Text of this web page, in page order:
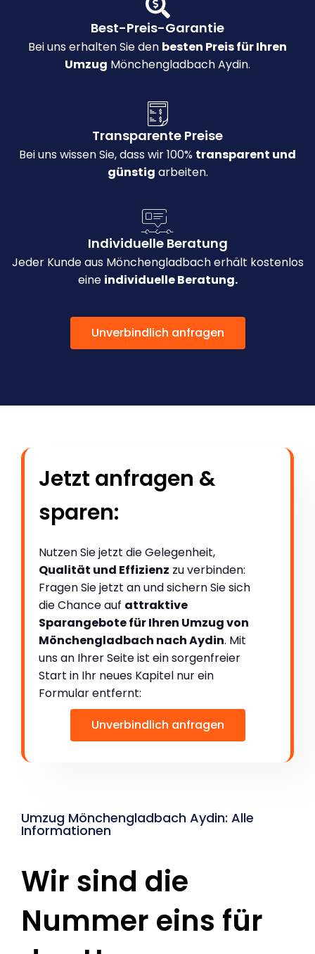
Best-Preis-Garantie
Bei uns erhalten Sie den besten Preis für Ihren
Umzug Mönchengladbach Aydin.
Transparente Preise
Bei uns wissen Sie, dass wir 100% transparent und
günstig arbeiten.
Individuelle Beratung
Jeder Kunde aus Mönchengladbach erhält kostenlos
eine individuelle Beratung.
Unverbindlich anfragen
Jetzt anfragen &
sparen:
Nutzen Sie jetzt die Gelegenheit,
Qualität und Effizienz zu verbinden:
Fragen Sie jetzt an und sichern Sie sich
die Chance auf attraktive
Sparangebote für Ihren Umzug von
Mönchengladbach nach Aydin. Mit
uns an Ihrer Seite ist ein sorgenfreier
Start in Ihr neues Kapitel nur ein
Formular entfernt:
Unverbindlich anfragen
Umzug Mönchengladbach Aydin: Alle
Informationen
Wir sind die
Nummer eins für